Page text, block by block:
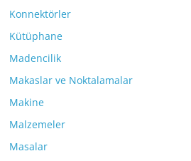
Konnektörler
Kütüphane
Madencilik
Makaslar ve Noktalamalar
Makine
Malzemeler
Masalar